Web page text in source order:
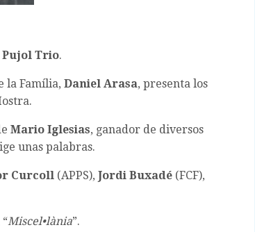
Pujol Trio.
la Família, Daniel Arasa, presenta los
Mario Iglesias, ganador de diversos
unas palabras.
Curcoll(APPS), Jordi Buxadé(FCF),
Miscel•lània”.